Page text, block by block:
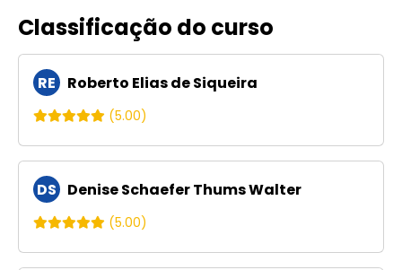
Classificação do curso
RE Roberto Elias de Siqueira
(5.00)
DS Denise Schaefer Thums Walter
(5.00)